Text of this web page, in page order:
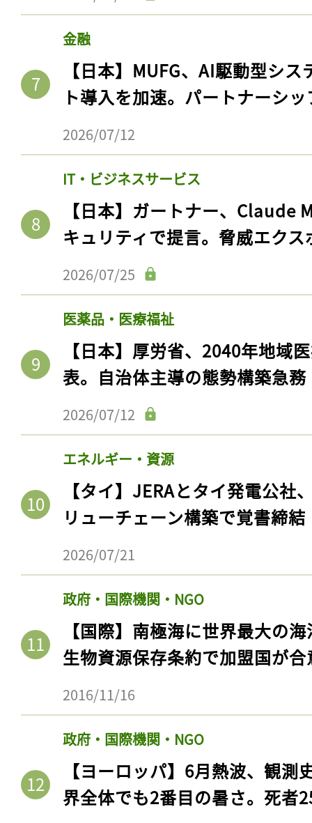
金融
【日本】MUFG、AI駆動型シ
ト導入を加速。パートナーシ
2026/07/12
IT・ビジネスサービス
【日本】ガートナー、Claude
キュリティで提言。脅威エク
2026/07/25
医薬品・医療福祉
【日本】厚労省、2040年地域
表。自治体主導の態勢構築急務
2026/07/12
エネルギー・資源
【タイ】JERAとタイ発電公社
リューチェーン構築で覚書締結
2026/07/21
政府・国際機関・NGO
【国際】南極海に世界最大の
生物資源保存条約で加盟国が合
2016/11/16
政府・国際機関・NGO
【ヨーロッパ】6月熱波、観
界全体でも2番目の暑さ。死者